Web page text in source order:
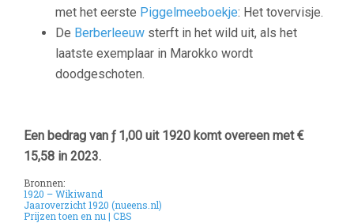
met het eerste Piggelmeeboekje: Het tovervisje.
De Berberleeuw sterft in het wild uit, als het
laatste exemplaar in Marokko wordt
doodgeschoten.
Een bedrag van ƒ 1,00 uit 1920 komt overeen met €
15,58 in 2023.
Bronnen:
1920 – Wikiwand
Jaaroverzicht 1920 (nueens.nl)
Prijzen toen en nu | CBS